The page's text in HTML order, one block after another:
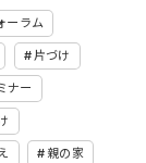
ーラム
片づけ
ナー
親の家